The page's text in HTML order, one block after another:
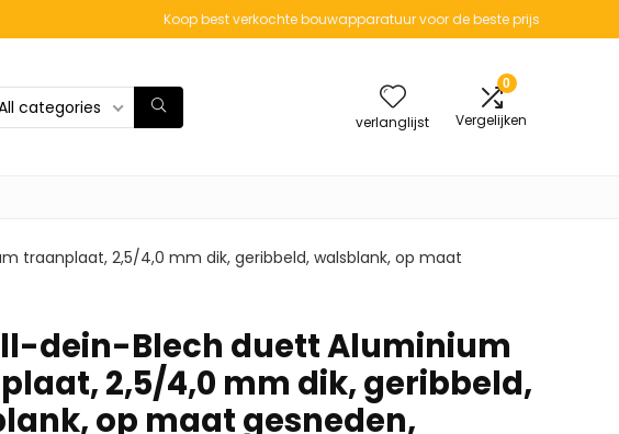
Koop best verkochte bouwapparatuur voor de beste prijs
categories
verlanglijst
0
Vergelijken
traanplaat, 2,5/4,0 mm dik, geribbeld, walsblank, op maat
dein-Blech duett Aluminium
2,5/4,0 mm dik, geribbeld,
op maat gesneden,